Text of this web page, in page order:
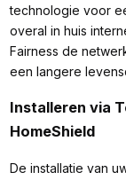
technologie voor
overal in huis
Fairness de
een langere
Installeren via
HomeShield
De installatie van